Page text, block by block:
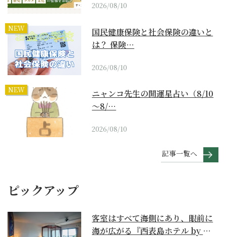
2026/08/10
NEW
国民健康保険と社会保険の違いと
は？ 保険…
2026/08/10
NEW
ニャンコ先生の開運星占い（8/10
～8/…
2026/08/10
記事一覧へ
ピックアップ
客室はすべて海側にあり、眼前に
海が広がる『西表島ホテル by 星